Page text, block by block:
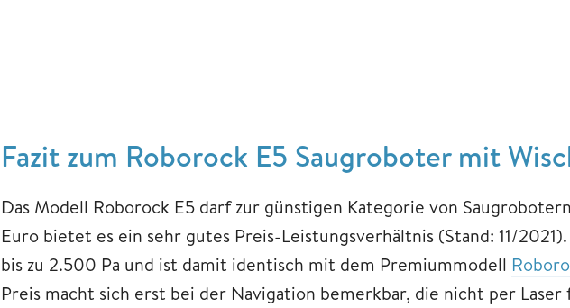
Fazit zum Roborock E5 Saugroboter mit
Das Modell Roborock E5 darf zur günstigen Kategorie von
Euro bietet es ein sehr gutes Preis-Leistungsverhältnis (Stand: 11/
bis zu 2.500 Pa und ist damit identisch mit dem Premiummodell
Preis macht sich erst bei der Navigation bemerkbar, die nicht per